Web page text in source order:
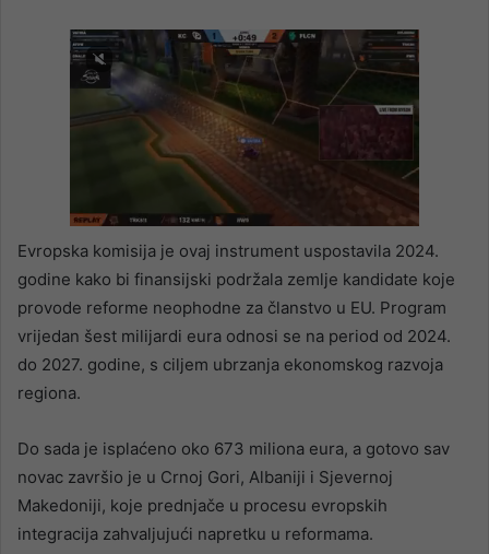
Evropska komisija je ovaj instrument uspostavila 2024.
godine kako bi finansijski podržala zemlje kandidate koje
provode reforme neophodne za članstvo u EU. Program
vrijedan šest milijardi eura odnosi se na period od 2024.
do 2027. godine, s ciljem ubrzanja ekonomskog razvoja
regiona.
Do sada je isplaćeno oko 673 miliona eura, a gotovo sav
novac završio je u Crnoj Gori, Albaniji i Sjevernoj
Makedoniji, koje prednjače u procesu evropskih
integracija zahvaljujući napretku u reformama.